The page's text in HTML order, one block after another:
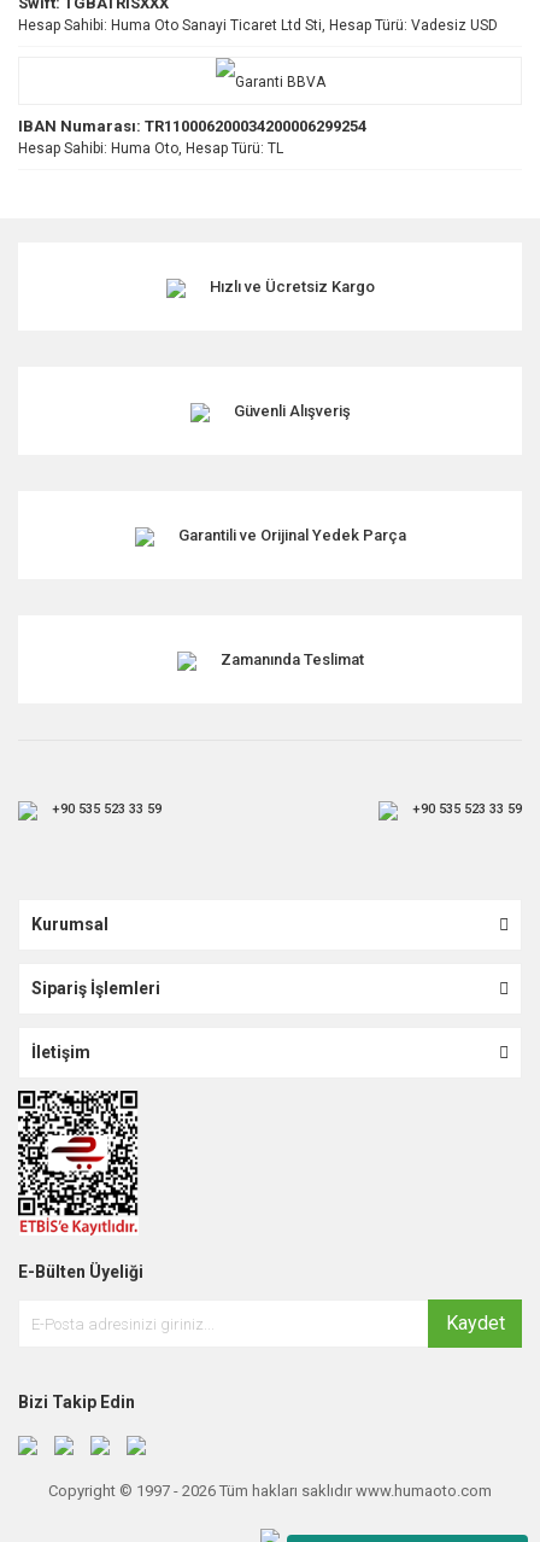
Hesap Sahibi: Huma Oto Sanayi Ticaret Ltd Sti, Hesap Türü: Vadesiz USD
IBAN Numarası: TR110006200034200006299254
Hesap Sahibi: Huma Oto, Hesap Türü: TL
Hızlı ve Ücretsiz Kargo
Güvenli Alışveriş
Garantili ve Orijinal Yedek Parça
Zamanında Teslimat
+90 535 523 33 59 +90 535 523 33 59
Kurumsal
Sipariş İşlemleri
İletişim
E-Bülten Üyeliği
Kaydet
Bizi Takip Edin
Copyright © 1997 - 2026 Tüm hakları saklıdır www.humaoto.com